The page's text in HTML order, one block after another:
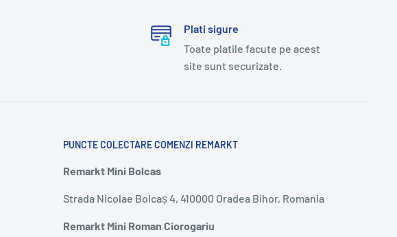
Plati sigure
Toate platile facute pe acest
site sunt securizate.
PUNCTE COLECTARE COMENZI REMARKT
Remarkt Mini Bolcas
Strada Nicolae Bolcaș 4, 410000 Oradea Bihor, Romania
Remarkt Mini Roman Ciorogariu